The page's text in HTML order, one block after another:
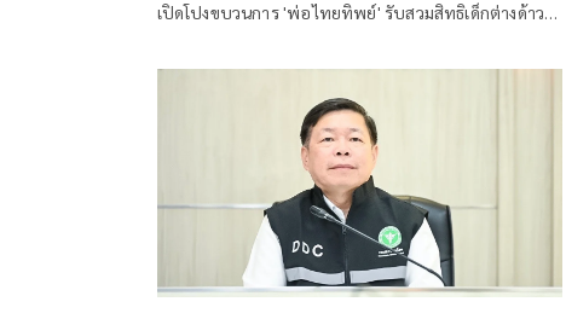
เปิดโปงขบวนการ 'พ่อไทยทิพย์' รับสวมสิทธิเด็กต่างด้าว
ต้องหา